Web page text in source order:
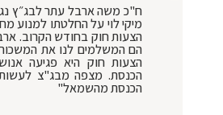
ח"כ משה ארבל עתר לבג״ץ
מיקי לוי על החלטתו למנוע
הצעות חוק בחודש הקרוב.
הם המשלמים לנו את
הצעות חוק היא פגיעה
הכנסת. מצפה מבג"צ
הכנסת מהשמאל"